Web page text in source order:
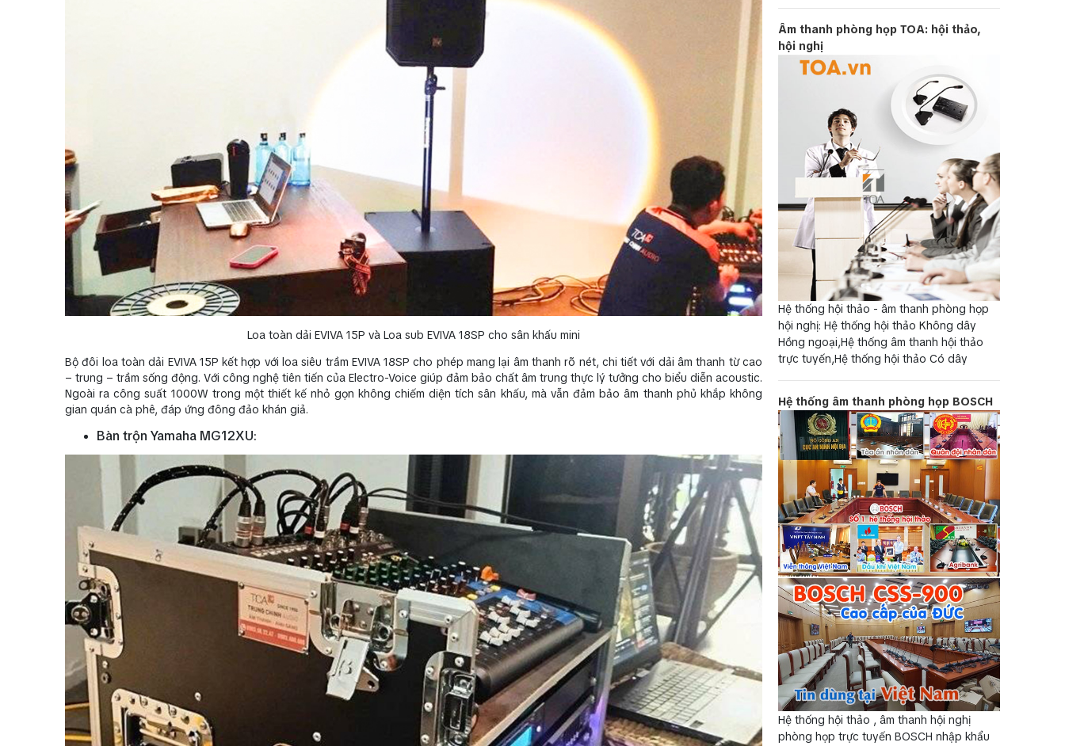
Loa toàn dải EVIVA 15P và Loa sub EVIVA 18SP cho sân khấu mini
Bộ đôi loa toàn dải EVIVA 15P kết hợp với loa siêu trầm EVIVA 18SP cho phép mang lại âm thanh rõ nét, chi tiết với dải âm thanh từ cao
– trung – trầm sống động. Với công nghệ tiên tiến của Electro-Voice giúp đảm bảo chất âm trung thực lý tưởng cho biểu diễn acoustic.
Ngoài ra công suất 1000W trong một thiết kế nhỏ gọn không chiếm diện tích sân khấu, mà vẫn đảm bảo âm thanh phủ khắp không
gian quán cà phê, đáp ứng đông đảo khán giả.
Bàn trộn Yamaha MG12XU:
Âm thanh phòng họp TOA: hội thảo,
hội nghị
Hệ thống hội thảo - âm thanh phòng họp
hội nghị: Hệ thống hội thảo Không dây
Hồng ngoại,Hệ thống âm thanh hội thảo
trực tuyến,Hệ thống hội thảo Có dây
Hệ thống âm thanh phòng họp BOSCH
Hệ thống hội thảo , âm thanh hội nghị
phòng họp trực tuyến BOSCH nhập khẩu